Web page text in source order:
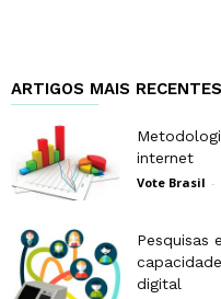
ARTIGOS MAIS RECENTES
internet
Vote Brasil -
Pesquisas
digital